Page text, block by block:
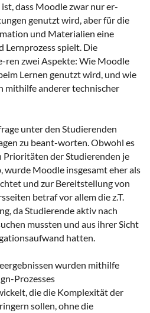
dass Moodle zwar nur er-
genutzt wird, aber für die
und Materialien eine
Lernprozess spielt. Die
ren zwei Aspekte: Wie Moodle
Lernen genutzt wird, und wie
mithilfe anderer technischer
unter den Studierenden
zu beant-worten. Obwohl es
Prioritäten der Studierenden je
wurde Moodle insgesamt eher als
und zur Bereitstellung von
betraf vor allem die z.T.
da Studierende aktiv nach
mussten und aus ihrer Sicht
hatten.
wurden mithilfe
Prozesses
die die Komplexität der
sollen, ohne die